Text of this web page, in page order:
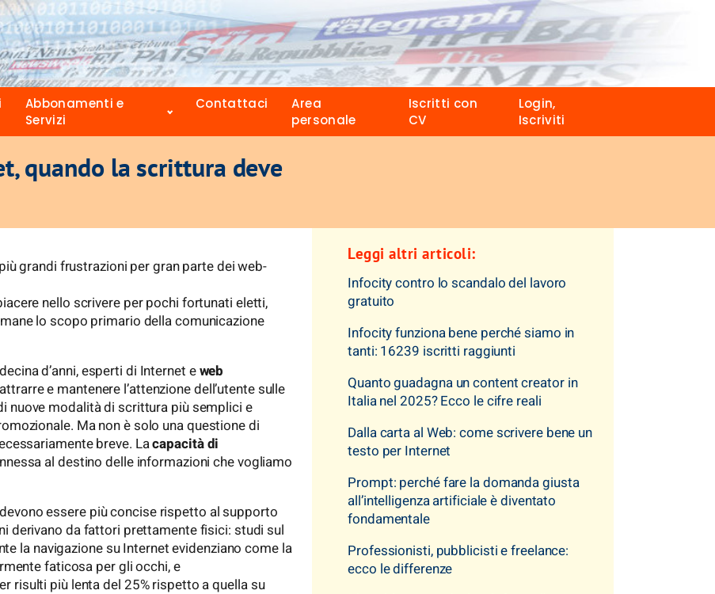
Abbonamenti e
Servizi
Contattaci
Area
personale
Iscritti con
CV
Login,
Iscriviti
quando la scrittura deve
grandi frustrazioni per gran parte dei web-
nello scrivere per pochi fortunati eletti,
lo scopo primario della comunicazione
d’anni, esperti di Internet eweb
e mantenere l’attenzione dell’utente sulle
nuove modalità di scrittura più semplici e
Ma non è solo una questione di
breve. Lacapacità di
al destino delle informazioni che vogliamo
essere più concise rispetto al supporto
derivano da fattori prettamente fisici: studi sul
la navigazione su Internet evidenziano come la
faticosa per gli occhi, e
risulti più lenta del 25% rispetto a quella su
Leggi altri articoli:
Infocity contro lo scandalo del lavoro
gratuito
Infocity funziona bene perché siamo in
tanti: 16239 iscritti raggiunti
Quanto guadagna un content creator in
Italia nel 2025? Ecco le cifre reali
Dalla carta al Web: come scrivere bene un
testo per Internet
Prompt: perché fare la domanda giusta
all’intelligenza artificiale è diventato
fondamentale
Professionisti, pubblicisti e freelance:
ecco le differenze